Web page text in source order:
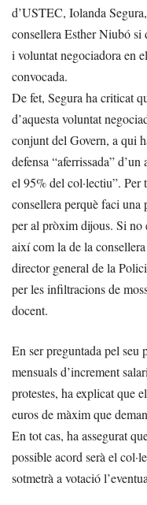
d’USTEC, Iolanda
consellera Esther Niubó si
i voluntat negociadora en
convocada.
De fet, Segura ha criticat
d’aquesta voluntat
conjunt del Govern, a qui
defensa “aferrissada”
el 95% del col·lectiu”. Per
consellera perquè faci una
per al pròxim dijous. Si no
així com la de la
director general de la
per les infiltracions de
docent.
En ser preguntada pel seu
mensuals d’increment
protestes, ha explicat que
euros de màxim que
En tot cas, ha assegurat
possible acord serà el
sotmetrà a votació